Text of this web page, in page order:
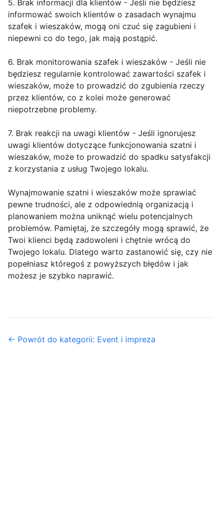
5. Brak informacji dla klientów - Jeśli nie będziesz
informować swoich klientów o zasadach wynajmu
szafek i wieszaków, mogą oni czuć się zagubieni i
niepewni co do tego, jak mają postąpić.
6. Brak monitorowania szafek i wieszaków - Jeśli nie
będziesz regularnie kontrolować zawartości szafek i
wieszaków, może to prowadzić do zgubienia rzeczy
przez klientów, co z kolei może generować
niepotrzebne problemy.
7. Brak reakcji na uwagi klientów - Jeśli ignorujesz
uwagi klientów dotyczące funkcjonowania szatni i
wieszaków, może to prowadzić do spadku satysfakcji
z korzystania z usług Twojego lokalu.
Wynajmowanie szatni i wieszaków może sprawiać
pewne trudności, ale z odpowiednią organizacją i
planowaniem można uniknąć wielu potencjalnych
problemów. Pamiętaj, że szczegóły mogą sprawić, że
Twoi klienci będą zadowoleni i chętnie wrócą do
Twojego lokalu. Dlatego warto zastanowić się, czy nie
popełniasz któregoś z powyższych błędów i jak
możesz je szybko naprawić.
← Powrót do kategorii: Event i impreza